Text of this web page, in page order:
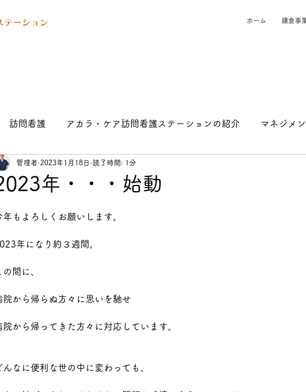
ホーム 鎌倉事
訪問看護 アカラ・ケア訪問看護ステーションの紹介 マネジメ
管理者の記事
年・・・始動
管理者 2023年1月18日 読了時間: 1分
年もよろしくお願いします。
年になり約３週間。
の間に、
院から帰らぬ方々に思いを馳せ
院から帰ってきた方々に対応しています。
んなに便利な世の中に変わっても、